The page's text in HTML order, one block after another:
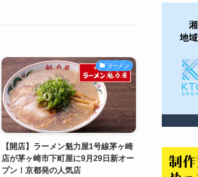
ラーメン
【開店】ラーメン魁力屋1号線茅ヶ崎
店が茅ヶ崎市下町屋に9月29日新オー
プン！京都発の人気店